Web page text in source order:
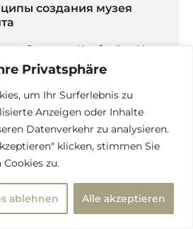
Privatsphäre
um Ihr Surferlebnis zu
Anzeigen oder Inhalte
Datenverkehr zu analysieren.
klicken, stimmen Sie
zu.
ablehnen Alle akzeptieren
создания музея
Светлана Колбанёва На
центром музея, всё же […]